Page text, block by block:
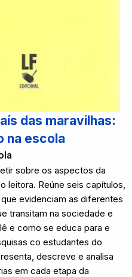
das maravilhas:
na escola
sobre os aspectos da
leitora. Reúne seis capítulos,
evidenciam as diferentes
transitam na sociedade e
e como se educa para e
co estudantes do
descreve e analisa
em cada etapa da